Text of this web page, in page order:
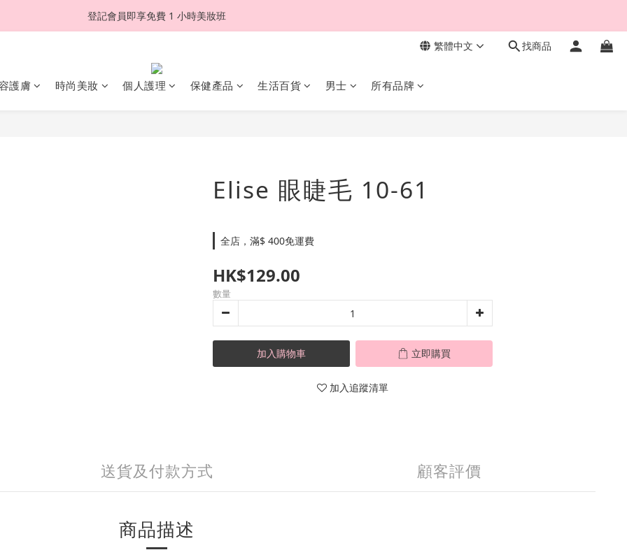
登記會員即享免費 1 小時美妝班
繁體中文 找商品
護膚 時尚美妝 個人護理 保健產品 生活百貨 男士 所有品牌
Elise 眼睫毛 10-61
全店，滿$ 400免運費
HK$129.00
數量
加入購物車 立即購買
加入追蹤清單
送貨及付款方式 顧客評價
商品描述